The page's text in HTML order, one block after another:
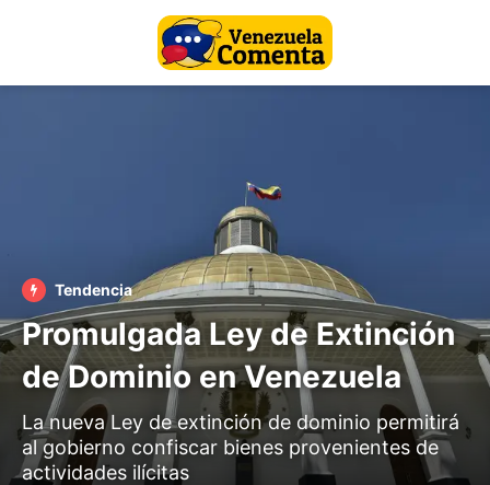
Tendencia
Promulgada Ley de Extinción
de Dominio en Venezuela
La nueva Ley de extinción de dominio permitirá
al gobierno confiscar bienes provenientes de
actividades ilícitas